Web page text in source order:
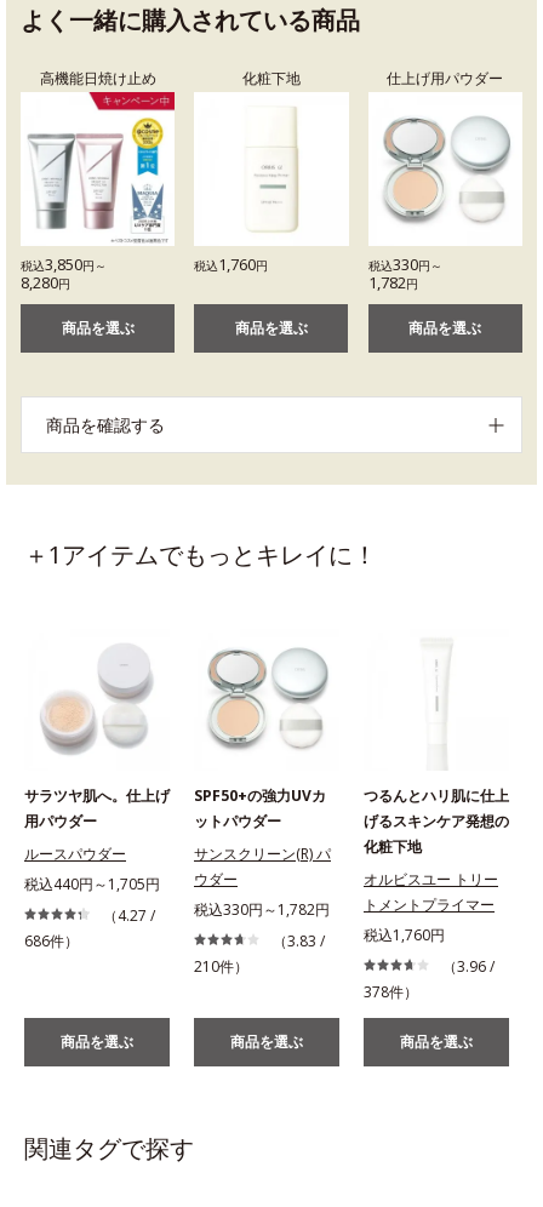
よく一緒に購入されている商品
高機能日焼け止め
税込3,850円～
8,280円
商品を選ぶ
化粧下地
税込1,760円
商品を選ぶ
仕上げ用パウダー
税込330円～
1,782円
商品を選ぶ
商品を確認する
＋1アイテムでもっとキレイに！
サラツヤ肌へ。仕上げ
用パウダー
ルースパウダー
税込440円～1,705円
（4.27 /
686件）
商品を選ぶ
SPF50+の強力UVカ
ットパウダー
サンスクリーン(R) パ
ウダー
税込330円～1,782円
（3.83 /
210件）
商品を選ぶ
つるんとハリ肌に仕上
げるスキンケア発想の
化粧下地
オルビスユー トリー
トメントプライマー
税込1,760円
（3.96 /
378件）
商品を選ぶ
関連タグで探す